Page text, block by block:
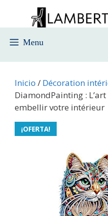
contenido
Menu
Inicio / Décoration
DiamondPainting :
embellir votre intérieur
¡OFERTA!